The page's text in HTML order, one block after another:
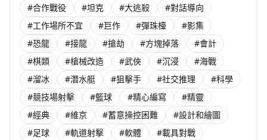
#合作戰役
#坦克 #大逃殺
#對話導向
#工作場所不宜
#巨作 #彈珠檯
#影集
#恐龍
#接龍 #搶劫 #方塊掉落
#會計
#棋類
#槍械改造 #武俠 #沉浸
#海戰
#溜冰
#潛水艇 #狙擊手 #社交推理
#科學
#競技場射擊
#籃球 #精心編寫
#精靈
#經典
#維京 #蓄意操控困難
#設計和繪圖
#足球
#軌道射擊 #軟體
#載具對戰